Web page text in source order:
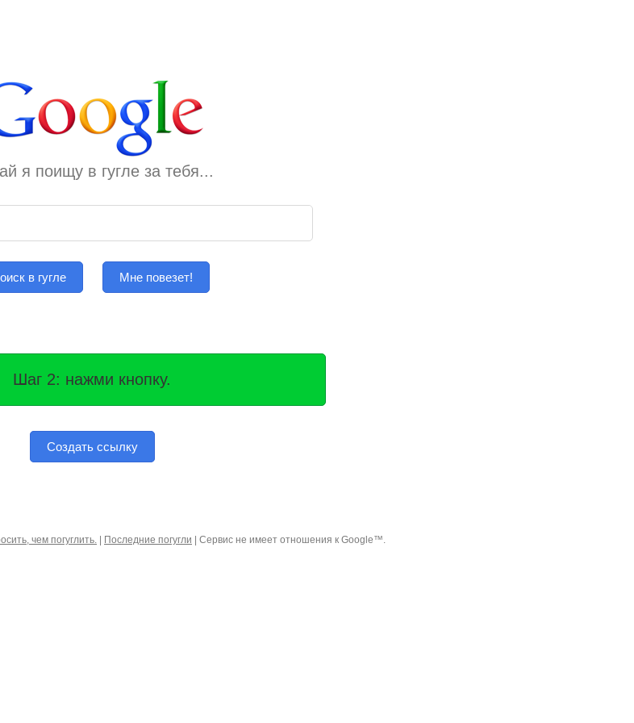
я поищу в гугле за тебя...
в гугле Мне повезет!
Шаг 2: нажми кнопку.
Создать ссылку
чем погуглить. Последние погугли | Сервис не имеет отношения к Google™.